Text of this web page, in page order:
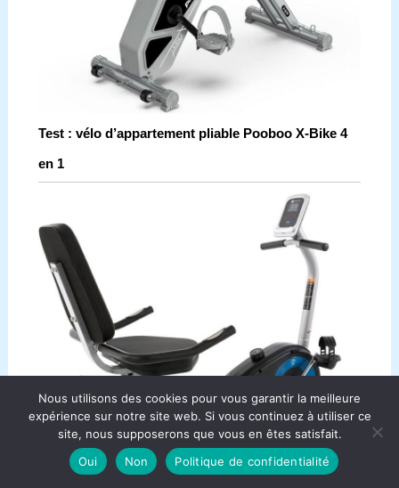
Test : vélo d’appartement pliable Pooboo X-Bike 4
en 1
Nous utilisons des cookies pour vous garantir la meilleure
expérience sur notre site web. Si vous continuez à utiliser ce
site, nous supposerons que vous en êtes satisfait.
Oui
Non Politique de confidentialité